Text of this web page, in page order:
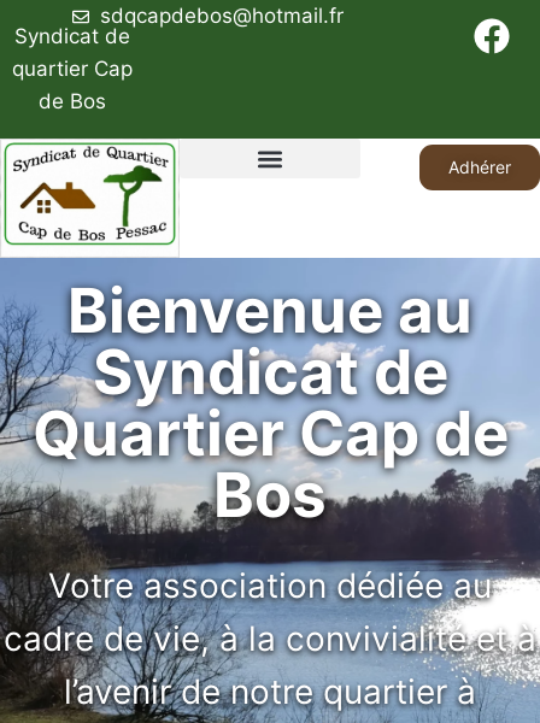
sdqcapdebos@hotmail.fr
Syndicat de
quartier Cap
de Bos
Adhérer
Bienvenue au
Syndicat de
Quartier Cap de
Bos
Votre association dédiée au
cadre de vie, à la convivialité et à
l’avenir de notre quartier à